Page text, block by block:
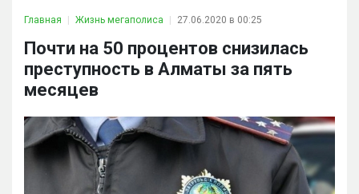
Главная Жизнь мегаполиса 27.06.2020 в 00:25
Почти на 50 процентов снизилась
преступность в Алматы за пять
месяцев